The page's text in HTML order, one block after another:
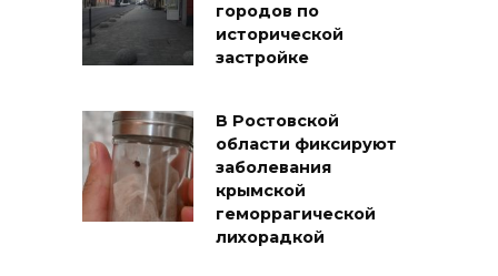
городов по
исторической
застройке
В Ростовской
области фиксируют
заболевания
крымской
геморрагической
лихорадкой